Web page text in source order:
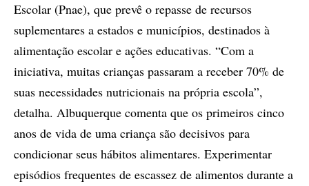
Escolar (Pnae), que prevê o repasse de recursos
suplementares a estados e municípios, destinados à
alimentação escolar e ações educativas. “Com a
iniciativa, muitas crianças passaram a receber 70% de
suas necessidades nutricionais na própria escola”,
detalha. Albuquerque comenta que os primeiros cinco
anos de vida de uma criança são decisivos para
condicionar seus hábitos alimentares. Experimentar
episódios frequentes de escassez de alimentos durante a